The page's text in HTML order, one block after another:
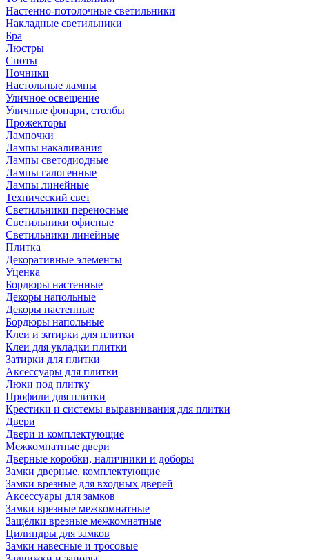
Настенно-потолочные светильники
Накладные светильники
Бра
Люстры
Споты
Ночники
Настольные лампы
Уличное освещение
Уличные фонари, столбы
Прожекторы
Лампочки
Лампы накаливания
Лампы светодиодные
Лампы галогенные
Лампы линейные
Технический свет
Светильники переносные
Светильники офисные
Светильники линейные
Плитка
Декоративные элементы
Уценка
Бордюры настенные
Декоры напольные
Декоры настенные
Бордюры напольные
Клеи и затирки для плитки
Клеи для укладки плитки
Затирки для плитки
Аксессуары для плитки
Люки под плитку
Профили для плитки
Крестики и системы выравнивания для плитки
Двери
Двери и комплектующие
Межкомнатные двери
Дверные коробки, наличники и доборы
Замки дверные, комплектующие
Замки врезные для входных дверей
Аксессуары для замков
Замки врезные межкомнатные
Защёлки врезные межкомнатные
Цилиндры для замков
Замки навесные и тросовые